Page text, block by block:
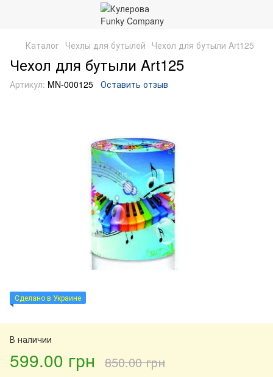
Каталог Чехлы для бутылей Чехол для бутыли Art125
Чехол для бутыли Art125
Артикул: MN-000125 Оставить отзыв
Сделано в Украине
В наличии
599.00 грн 850.00 грн